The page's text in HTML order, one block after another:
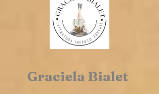
Graciela Bialet